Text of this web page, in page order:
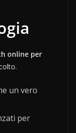
online per
un vero
per